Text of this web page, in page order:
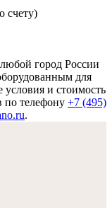
счету)
город России
для
и стоимость
по телефону +7 (495)
.